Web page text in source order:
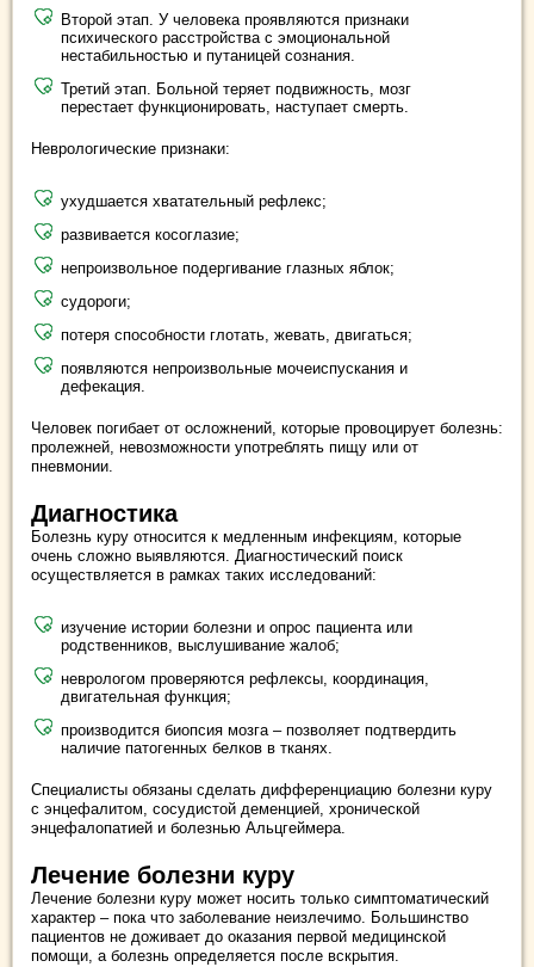
Второй этап. У человека проявляются признаки
психического расстройства с эмоциональной
нестабильностью и путаницей сознания.
Третий этап. Больной теряет подвижность, мозг
перестает функционировать, наступает смерть.
Неврологические признаки:
ухудшается хватательный рефлекс;
развивается косоглазие;
непроизвольное подергивание глазных яблок;
судороги;
потеря способности глотать, жевать, двигаться;
появляются непроизвольные мочеиспускания и
дефекация.
Человек погибает от осложнений, которые провоцирует болезнь:
пролежней, невозможности употреблять пищу или от
пневмонии.
Диагностика
Болезнь куру относится к медленным инфекциям, которые
очень сложно выявляются. Диагностический поиск
осуществляется в рамках таких исследований:
изучение истории болезни и опрос пациента или
родственников, выслушивание жалоб;
неврологом проверяются рефлексы, координация,
двигательная функция;
производится биопсия мозга – позволяет подтвердить
наличие патогенных белков в тканях.
Специалисты обязаны сделать дифференциацию болезни куру
с энцефалитом, сосудистой деменцией, хронической
энцефалопатией и болезнью Альцгеймера.
Лечение болезни куру
Лечение болезни куру может носить только симптоматический
характер – пока что заболевание неизлечимо. Большинство
пациентов не доживает до оказания первой медицинской
помощи, а болезнь определяется после вскрытия.